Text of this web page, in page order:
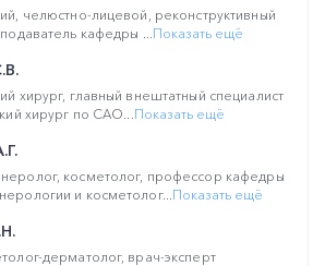
челюстно-лицевой, реконструктивный
кафедры ...Показать ещё
хирург, главный внештатный специалист
хирург по САО...Показать ещё
косметолог, профессор кафедры
и косметолог...Показать ещё
дерматолог, врач-эксперт